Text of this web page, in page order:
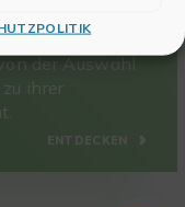
der Auswahl
ihrer
ENTDECKEN